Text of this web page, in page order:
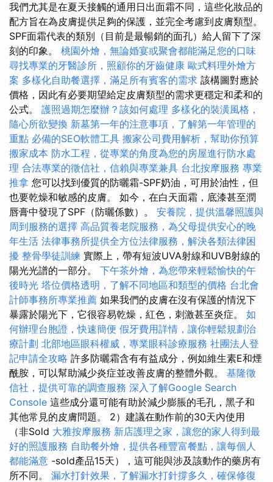
我們尤其是在夏天接觸的通用日出面霜不同，這些化妝品的
配方旨在為皮膚提供足夠的保護，並完全考慮到皮膚類型。
SPF面霜代表的類別（目前是最暢銷的面孔）給人留下了深
刻的印象。 桃園外燴，無論婚宴或聚會都能滿足您的口味
尋找專業的牙醫診所，照顧你的牙齒健康 歐式料理外燴方
案 多樣化自助餐選擇，滿足所有賓客的需求 該構圖對應於
價格，因此有必要期望給定皮膚類型的需求更穩定和柔和的
公式。 護照過期怎麼辦？該如何處理 多樣化的裝潢風格，
隨心所欲變換 新墓第一年的注意事項，了解第一年管理的
重點 必備的SEO軟體工具 搬家公司費用解析，幫助你預算
搬家成本 防水工程，從專業的角度為您的房屋進行防水處
理 合法專業的徵信社，信賴與專業兼具 台北按摩服務 專業
推拿 您可以找到優質的防曬霜-SPF奶油，可用於油性，但
也要乾燥和敏感的皮膚。 如今，在白天面霜，底漆甚至潤
唇膏中發現了SPF（防曬係數）。 安養院，提供溫馨照護與
周到服務的選擇 高品質養老院服務，為父母提供安心的晚
年生活 法律事務所提供全方位法律服務，解決各類法律困
擾 整骨學徒訓練 實際上，帶有短波UVA射線和UVB射線的
陽光光譜的一部分。 下午茶外燴，為您帶來輕鬆愉快的午
後時光 塔位價格透明，了解不同地區和類型的價格 台北會
計師事務所專業推薦 如果我們的皮膚在沒有保護的情況下
暴露於陽光下，它很容易乾燥，紅色，刺激甚至炎症。 如
何辦理台胞證，快速簡便 假牙費用詳情，讓你輕鬆規劃治
療計劃 北部地區眼科權威，專業眼科診療服務 社團法人登
記申請全攻略 許多防曬霜含有有益成分，例如維生素E和煙
酰胺，可以幫助減少炎症並改善皮膚的整體外觀。 基隆徵
信社，提供可靠的調查服務 深入了解Google Search
Console 這些成分還可能有助於減少膨脹的毛孔，黑子和
其他常見的皮膚問題。 2）建議在動作前的30天內使用
（非Sold 大雅按摩服務 新店護理之家，讓您的家人得到最
好的照護服務 自助餐外燴，提供各種豐富餐點，讓每個人
都能滿意 -sold產品15天），這可能與涉及該動作的藥房有
所不同。 漏水打針效果，了解漏水打針撐多久，確保修復